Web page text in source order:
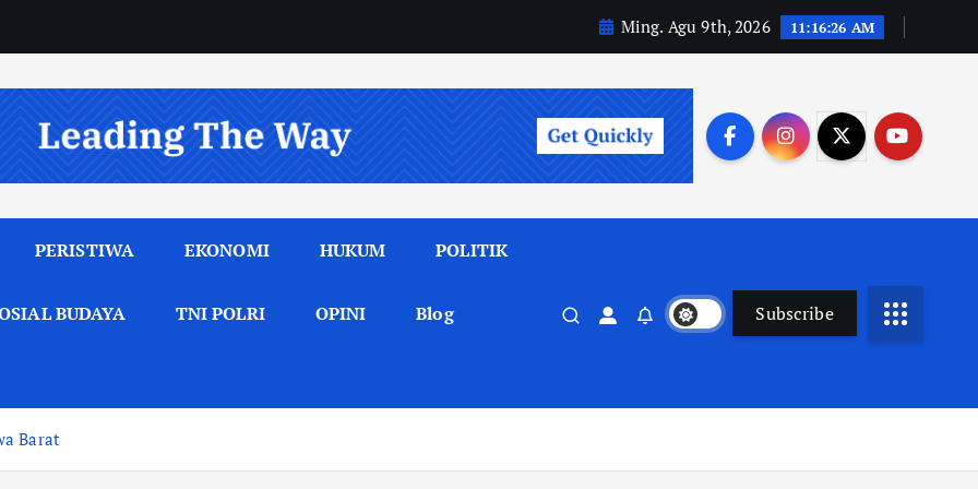
Ming. Agu 9th, 2026 11:16:27 AM
PERISTIWA EKONOMI HUKUM POLITIK
BUDAYA TNI POLRI OPINI Blog Subscribe
Barat